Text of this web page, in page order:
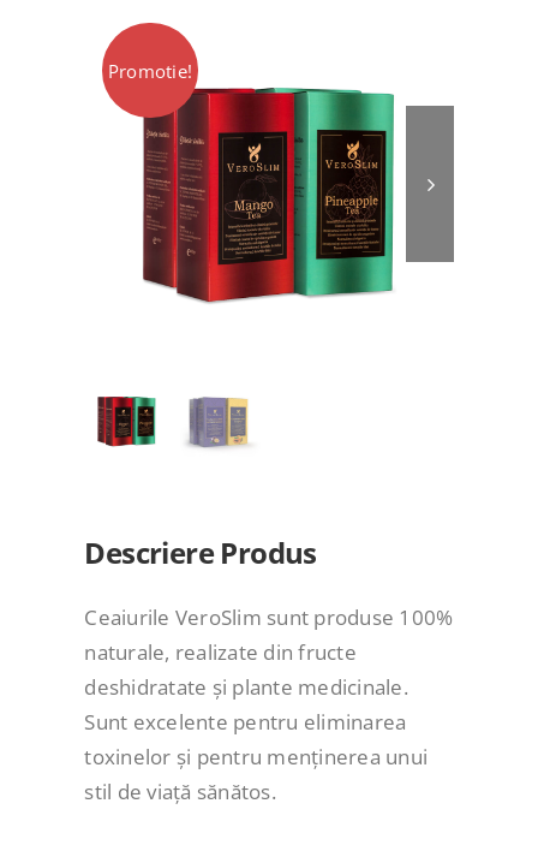
Locatii Veroslim
Promotie!
Descriere Produs
Ceaiurile VeroSlim sunt produse 100%
naturale, realizate din fructe
deshidratate și plante medicinale.
Sunt excelente pentru eliminarea
toxinelor și pentru menținerea unui
stil de viață sănătos.